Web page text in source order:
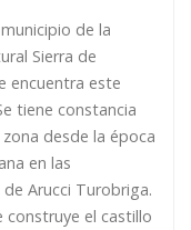
de la
Sierra de
encuentra este
tiene constancia
desde la época
en las
Arucci Turobriga.
construye el castillo